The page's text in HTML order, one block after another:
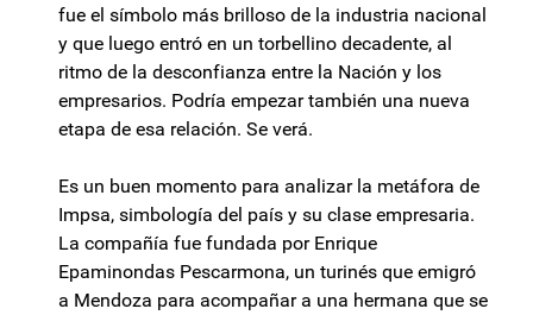
fue el símbolo más brilloso de la industria nacional
y que luego entró en un torbellino decadente, al
ritmo de la desconfianza entre la Nación y los
empresarios. Podría empezar también una nueva
etapa de esa relación. Se verá.
Es un buen momento para analizar la metáfora de
Impsa, simbología del país y su clase empresaria.
La compañía fue fundada por Enrique
Epaminondas Pescarmona, un turinés que emigró
a Mendoza para acompañar a una hermana que se